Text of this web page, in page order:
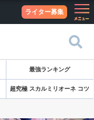
ライター募集
最強ランキング
超究極 スカルミリオーネ コツ